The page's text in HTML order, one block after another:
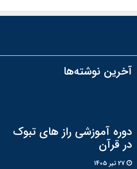
آخرین نوشته‌ها
دوره آموزشی راز های تبوک
در قرآن